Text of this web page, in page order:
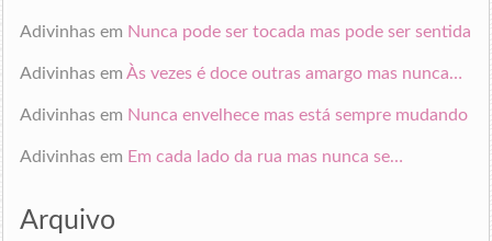
Adivinhasem Nunca pode ser tocada mas pode ser sentida
Adivinhasem Às vezes é doce outras amargo mas nunca…
Adivinhasem Nunca envelhece mas está sempre mudando
Adivinhasem Em cada lado da rua mas nunca se…
Arquivo